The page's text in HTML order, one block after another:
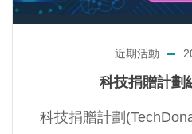
近期活動
科技捐贈計劃
科技捐贈計劃